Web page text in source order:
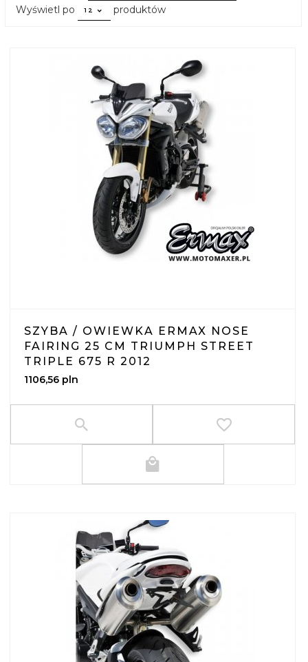
Wyświetl po pop
12 produktów
SZYBA / OWIEWKA ERMAX NOSE
FAIRING 25 CM TRIUMPH STREET
TRIPLE 675 R 2012
1106,56 pln